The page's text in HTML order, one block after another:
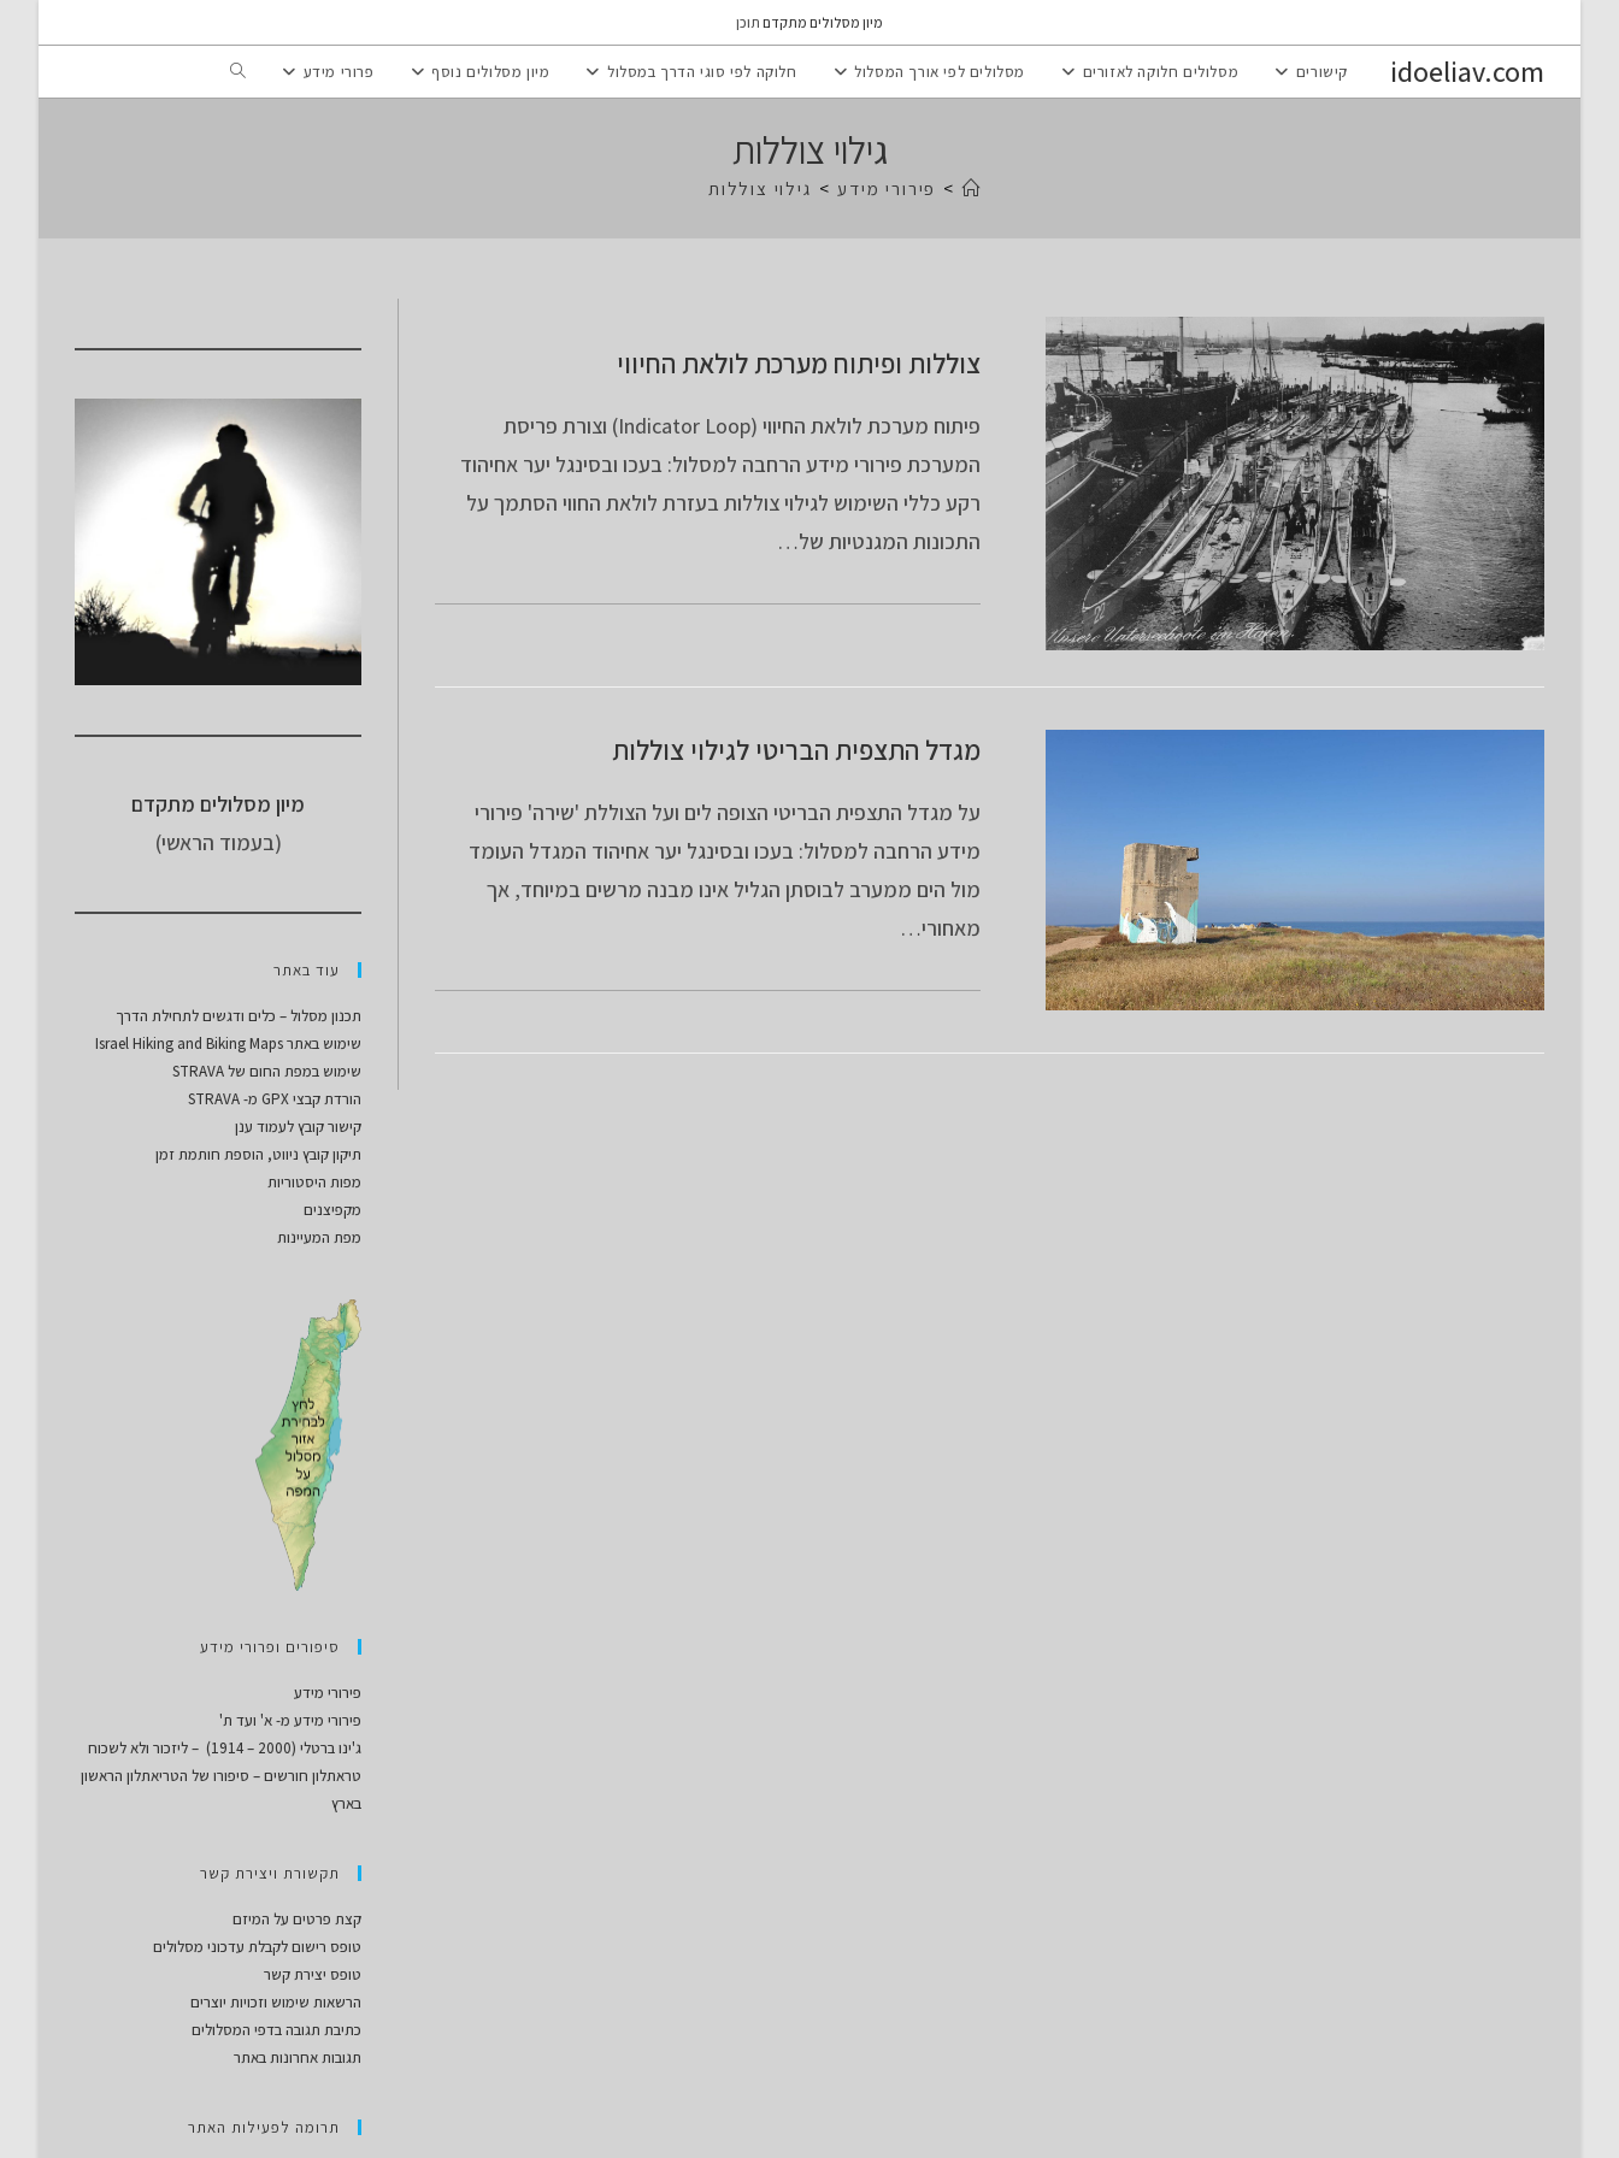
מיון מסלולים מתקדם תוכן
idoeliav.com קישורים מסלולים חלוקה לאזורים מסלולים לפי אורך המסלול חלוקה לפי סוגי הדרך במסלול מיון מסלולים נוסף פרורי מידע Toggle
גילוי צוללות
> פירורי מידע > גילוי צוללות
צוללות ופיתוח מערכת לולאת החיווי
פיתוח מערכת לולאת החיווי (Indicator Loop) וצורת פריסת
המערכת פירורי מידע הרחבה למסלול: בעכו ובסינגל יער אחיהוד
רקע כללי השימוש לגילוי צוללות בעזרת לולאת החווי הסתמך על
התכונות המגנטיות של…
מגדל התצפית הבריטי לגילוי צוללות
על מגדל התצפית הבריטי הצופה לים ועל הצוללת 'שירה' פירורי
מידע הרחבה למסלול: בעכו ובסינגל יער אחיהוד המגדל העומד
מול הים ממערב לבוסתן הגליל אינו מבנה מרשים במיוחד, אך
מאחורי…
מיון מסלולים מתקדם
(בעמוד הראשי)
עוד באתר
תכנון מסלול – כלים ודגשים לתחילת הדרך
שימוש באתר Israel Hiking and Biking Maps
שימוש במפת החום של STRAVA
הורדת קבצי GPX מ- STRAVA
קישור קובץ לעמוד ענן
תיקון קובץ ניווט, הוספת חותמת זמן
מפות היסטוריות
מקפיצנים
מפת המעיינות
סיפורים ופרורי מידע
פירורי מידע
פירורי מידע מ- א' ועד ת'
ג'ינו ברטלי (2000 – 1914) – ליזכור ולא לשכוח
טראתלון חורשים – סיפורו של הטריאתלון הראשון
בארץ
תקשורת ויצירת קשר
קצת פרטים על המיזם
טופס רישום לקבלת עדכוני מסלולים
טופס יצירת קשר
הרשאות שימוש וזכויות יוצרים
כתיבת תגובה בדפי המסלולים
תגובות אחרונות באתר
תרומה לפעילות האתר